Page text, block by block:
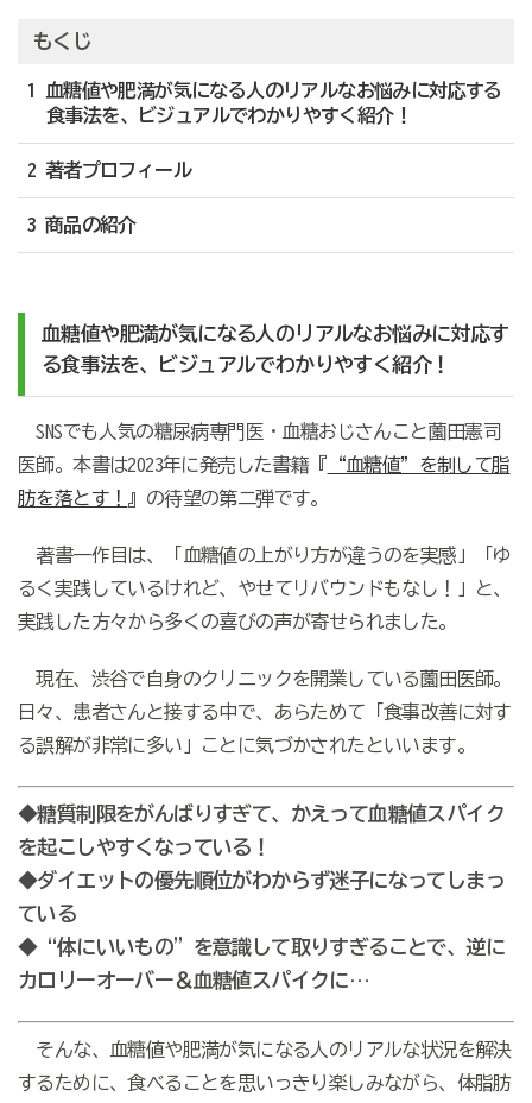
もくじ
1 血糖値や肥満が気になる人のリアルなお悩みに対応する
食事法を、ビジュアルでわかりやすく紹介！
2 著者プロフィール
3 商品の紹介
血糖値や肥満が気になる人のリアルなお悩みに対応す
る食事法を、ビジュアルでわかりやすく紹介！
SNSでも人気の糖尿病専門医・血糖おじさんこと薗田憲司
医師。本書は2023年に発売した書籍『 “血糖値”を制して脂
肪を落とす！
』の待望の第二弾です。
著書一作目は、「血糖値の上がり方が違うのを実感」「ゆ
るく実践しているけれど、やせてリバウンドもなし！」と、
実践した方々から多くの喜びの声が寄せられました。
現在、渋谷で自身のクリニックを開業している薗田医師。
日々、患者さんと接する中で、あらためて「食事改善に対す
る誤解が非常に多い」ことに気づかされたといいます。
◆糖質制限をがんばりすぎて、かえって血糖値スパイク
を起こしやすくなっている！
◆ダイエットの優先順位がわからず迷子になってしまっ
ている
◆“体にいいもの”を意識して取りすぎることで、逆に
カロリーオーバー＆血糖値スパイクに…
そんな、血糖値や肥満が気になる人のリアルな状況を解決
するために、食べることを思いっきり楽しみながら、体脂肪